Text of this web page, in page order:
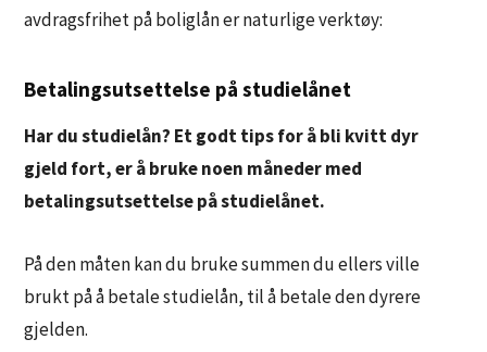
avdragsfrihet på boliglån er naturlige verktøy:
Betalingsutsettelse på studielånet
Har du studielån? Et godt tips for å bli kvitt dyr
gjeld fort, er å bruke noen måneder med
betalingsutsettelse på studielånet.
På den måten kan du bruke summen du ellers ville
brukt på å betale studielån, til å betale den dyrere
gjelden.